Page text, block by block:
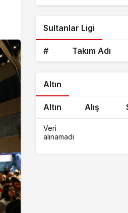
Sultanlar Ligi
# Takım Adı
Altın
Altın Alış
Veri
alınamadı